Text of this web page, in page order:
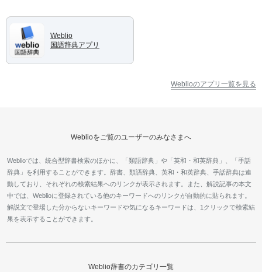
Weblio
国語辞典アプリ
Weblioのアプリ一覧を見る
Weblioをご覧のユーザーのみなさまへ
Weblioでは、統合型辞書検索のほかに、「類語辞典」や「英和・和英辞典」、「手話
辞典」を利用することができます。辞書、類語辞典、英和・和英辞典、手話辞典は連
動しており、それぞれの検索結果へのリンクが表示されます。また、解説記事の本文
中では、Weblioに登録されている他のキーワードへのリンクが自動的に貼られます。
解説文で登場した分からないキーワードや気になるキーワードは、1クリックで検索結
果を表示することができます。
Weblio辞書のカテゴリ一覧